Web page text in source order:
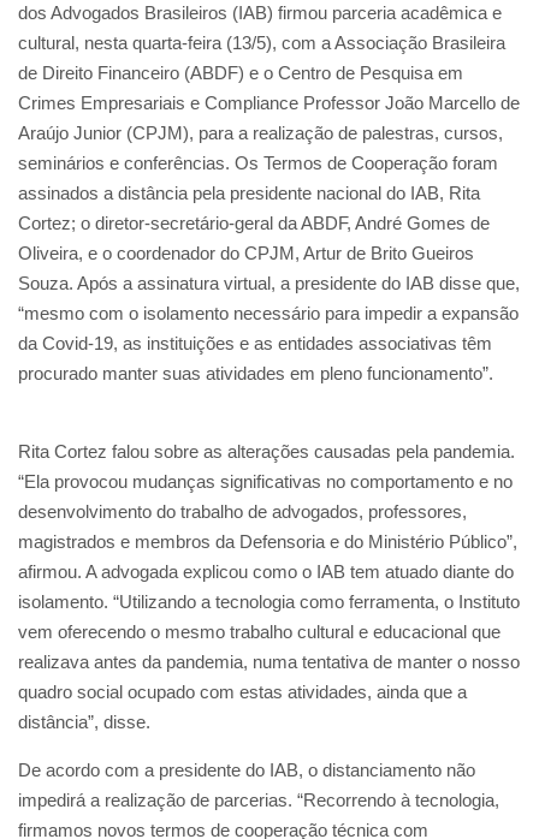
dos Advogados Brasileiros (IAB) firmou parceria acadêmica e
cultural, nesta quarta-feira (13/5), com a Associação Brasileira
de Direito Financeiro (ABDF) e o Centro de Pesquisa em
Crimes Empresariais e Compliance Professor João Marcello de
Araújo Junior (CPJM), para a realização de palestras, cursos,
seminários e conferências. Os Termos de Cooperação foram
assinados a distância pela presidente nacional do IAB, Rita
Cortez; o diretor-secretário-geral da ABDF, André Gomes de
Oliveira, e o coordenador do CPJM, Artur de Brito Gueiros
Souza. Após a assinatura virtual, a presidente do IAB disse que,
“mesmo com o isolamento necessário para impedir a expansão
da Covid-19, as instituições e as entidades associativas têm
procurado manter suas atividades em pleno funcionamento”.
Rita Cortez falou sobre as alterações causadas pela pandemia.
“Ela provocou mudanças significativas no comportamento e no
desenvolvimento do trabalho de advogados, professores,
magistrados e membros da Defensoria e do Ministério Público”,
afirmou. A advogada explicou como o IAB tem atuado diante do
isolamento. “Utilizando a tecnologia como ferramenta, o Instituto
vem oferecendo o mesmo trabalho cultural e educacional que
realizava antes da pandemia, numa tentativa de manter o nosso
quadro social ocupado com estas atividades, ainda que a
distância”, disse.
De acordo com a presidente do IAB, o distanciamento não
impedirá a realização de parcerias. “Recorrendo à tecnologia,
firmamos novos termos de cooperação técnica com